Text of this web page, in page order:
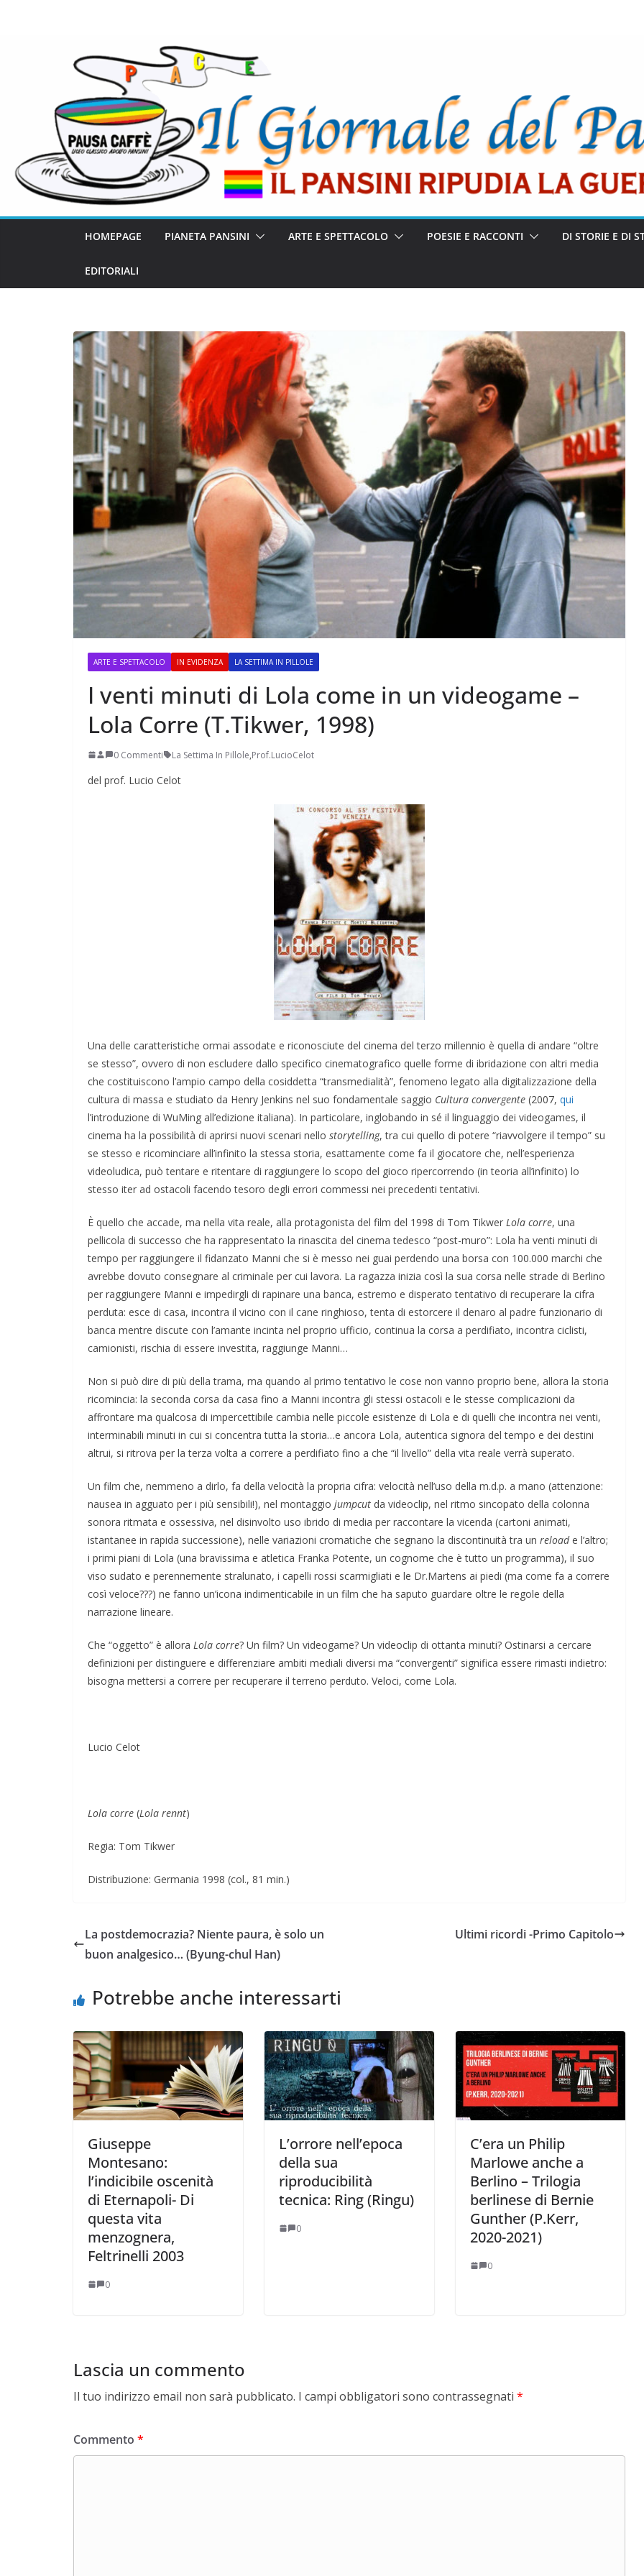
HOMEPAGE PIANETA PANSINI ARTE E SPETTACOLO POESIE E RACCONTI DI STORIE E DI
EDITORIALI
ARTE E SPETTACOLO IN EVIDENZA LA SETTIMA IN PILLOLE
I venti minuti di Lola come in un videogame –
Lola Corre (T.Tikwer, 1998)
0 Commenti La Settima In Pillole,Prof.LucioCelot
del prof. Lucio Celot
Una delle caratteristiche ormai assodate e riconosciute del cinema del terzo millennio è quella di andare “oltre
se stesso”, ovvero di non escludere dallo specifico cinematografico quelle forme di ibridazione con altri media
che costituiscono l’ampio campo della cosiddetta “transmedialità”, fenomeno legato alla digitalizzazione della
cultura di massa e studiato da Henry Jenkins nel suo fondamentale saggio Cultura convergente (2007, qui
l’introduzione di WuMing all’edizione italiana). In particolare, inglobando in sé il linguaggio dei videogames, il
cinema ha la possibilità di aprirsi nuovi scenari nello storytelling, tra cui quello di potere “riavvolgere il tempo” su
se stesso e ricominciare all’infinito la stessa storia, esattamente come fa il giocatore che, nell’esperienza
videoludica, può tentare e ritentare di raggiungere lo scopo del gioco ripercorrendo (in teoria all’infinito) lo
stesso iter ad ostacoli facendo tesoro degli errori commessi nei precedenti tentativi.
È quello che accade, ma nella vita reale, alla protagonista del film del 1998 di Tom Tikwer Lola corre, una
pellicola di successo che ha rappresentato la rinascita del cinema tedesco “post-muro”: Lola ha venti minuti di
tempo per raggiungere il fidanzato Manni che si è messo nei guai perdendo una borsa con 100.000 marchi che
avrebbe dovuto consegnare al criminale per cui lavora. La ragazza inizia così la sua corsa nelle strade di Berlino
per raggiungere Manni e impedirgli di rapinare una banca, estremo e disperato tentativo di recuperare la cifra
perduta: esce di casa, incontra il vicino con il cane ringhioso, tenta di estorcere il denaro al padre funzionario di
banca mentre discute con l’amante incinta nel proprio ufficio, continua la corsa a perdifiato, incontra ciclisti,
camionisti, rischia di essere investita, raggiunge Manni…
Non si può dire di più della trama, ma quando al primo tentativo le cose non vanno proprio bene, allora la storia
ricomincia: la seconda corsa da casa fino a Manni incontra gli stessi ostacoli e le stesse complicazioni da
affrontare ma qualcosa di impercettibile cambia nelle piccole esistenze di Lola e di quelli che incontra nei venti,
interminabili minuti in cui si concentra tutta la storia…e ancora Lola, autentica signora del tempo e dei destini
altrui, si ritrova per la terza volta a correre a perdifiato fino a che “il livello” della vita reale verrà superato.
Un film che, nemmeno a dirlo, fa della velocità la propria cifra: velocità nell’uso della m.d.p. a mano (attenzione:
nausea in agguato per i più sensibili!), nel montaggio jumpcut da videoclip, nel ritmo sincopato della colonna
sonora ritmata e ossessiva, nel disinvolto uso ibrido di media per raccontare la vicenda (cartoni animati,
istantanee in rapida successione), nelle variazioni cromatiche che segnano la discontinuità tra un reloade l’altro;
i primi piani di Lola (una bravissima e atletica Franka Potente, un cognome che è tutto un programma), il suo
viso sudato e perennemente stralunato, i capelli rossi scarmigliati e le Dr.Martens ai piedi (ma come fa a correre
così veloce???) ne fanno un’icona indimenticabile in un film che ha saputo guardare oltre le regole della
narrazione lineare.
Che “oggetto” è allora Lola corre? Un film? Un videogame? Un videoclip di ottanta minuti? Ostinarsi a cercare
definizioni per distinguere e differenziare ambiti mediali diversi ma “convergenti” significa essere rimasti indietro:
bisogna mettersi a correre per recuperare il terreno perduto. Veloci, come Lola.
Lucio Celot
Lola corre (Lola rennt)
Regia: Tom Tikwer
Distribuzione: Germania 1998 (col., 81 min.)
La postdemocrazia? Niente paura, è solo un
buon analgesico… (Byung-chul Han)
Ultimi ricordi -Primo Capitolo
Potrebbe anche interessarti
Giuseppe
Montesano:
l’indicibile oscenità
di Eternapoli- Di
questa vita
menzognera,
Feltrinelli 2003
0
L’orrore nell’epoca
della sua
riproducibilità
tecnica: Ring (Ringu)
0
C’era un Philip
Marlowe anche a
Berlino – Trilogia
berlinese di Bernie
Gunther (P.Kerr,
2020-2021)
0
Lascia un commento
Il tuo indirizzo email non sarà pubblicato. I campi obbligatori sono contrassegnati *
Commento *
Incontro sul referendum per la riforma della
magistratura
L’ANNO DEI CINECOMICS: 2026 TRA FILM E
SERIE TV
Perle dei prof #38
Napoli: una città indifferente che vive nella
straordinarietà
ApocalypseVietnam #7: Storia di una foto: “Rough
Justice on a Saigon Street”